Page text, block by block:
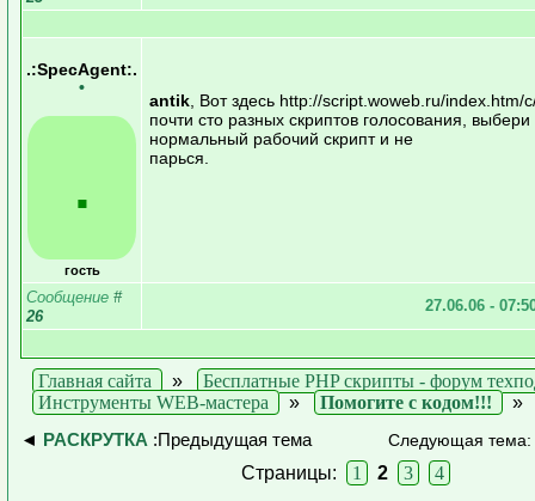
.:SpecAgent:.
•
.
гость
antik , Вот здесь http://script.woweb.ru/index.htm/
почти сто разных скриптов голосования, выбери
нормальный рабочий скрипт и не
парься.
Сообщение #
26
27.06.06 -
Главная сайта »
Бесплатные PHP скрипты - форум
Инструменты WEB-мастера
» Помогите с кодом!!!
◄ РАСКРУТКА :Предыдущая тема Следующая тема:
Страницы: 1 2 3 4